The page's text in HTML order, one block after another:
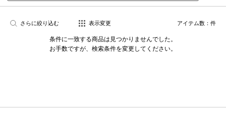
さらに絞り込む 表示変更 アイテム数： 件
条件に一致する商品は見つかりませんでした。
お手数ですが、検索条件を変更してください。